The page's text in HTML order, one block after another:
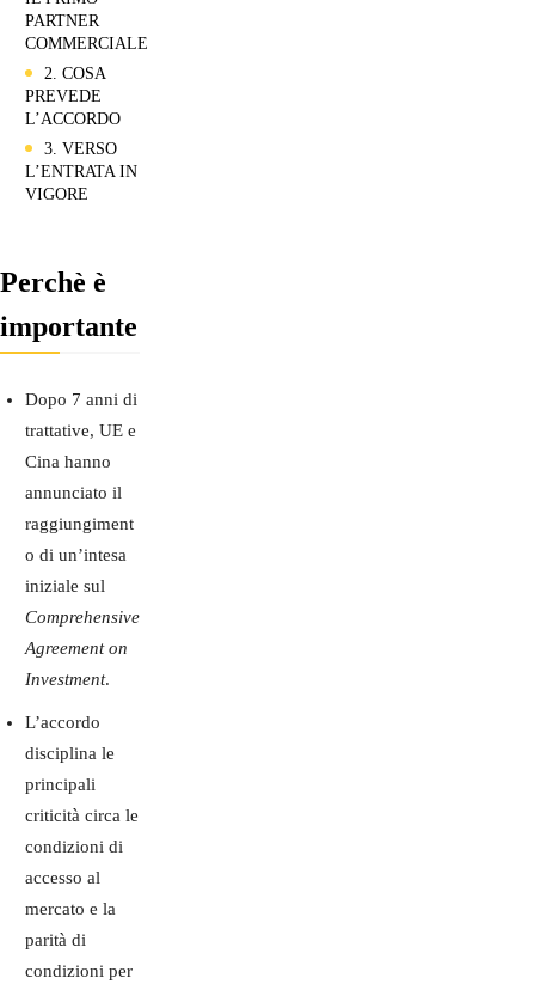
PARTNER
COMMERCIALE
2. COSA
PREVEDE
L’ACCORDO
3. VERSO
L’ENTRATA IN
VIGORE
Perchè è
importante
Dopo 7 anni di
trattative, UE e
Cina hanno
annunciato il
raggiungiment
o di un’intesa
iniziale sul
Comprehensive
Agreement on
Investment.
L’accordo
disciplina le
principali
criticità circa le
condizioni di
accesso al
mercato e la
parità di
condizioni per